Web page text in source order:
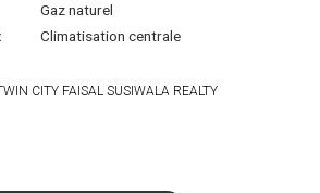
Gaz naturel
Climatisation centrale
CITY FAISAL SUSIWALA REALTY